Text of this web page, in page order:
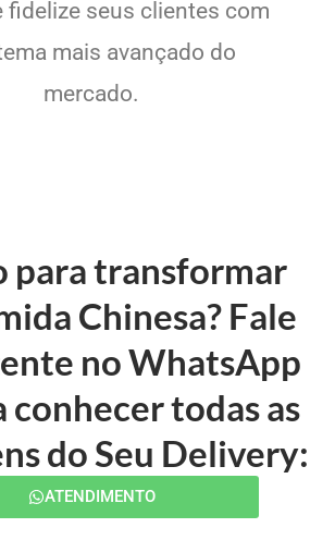
fidelize seus clientes com
mais avançado do
mercado.
para transformar
Chinesa? Fale
no WhatsApp
conhecer todas as
do Seu Delivery:
ATENDIMENTO